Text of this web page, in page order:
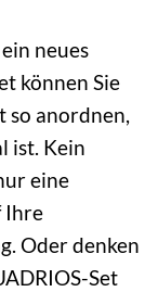
neues
können Sie
so anordnen,
ist. Kein
eine
Ihre
Oder denken
Set